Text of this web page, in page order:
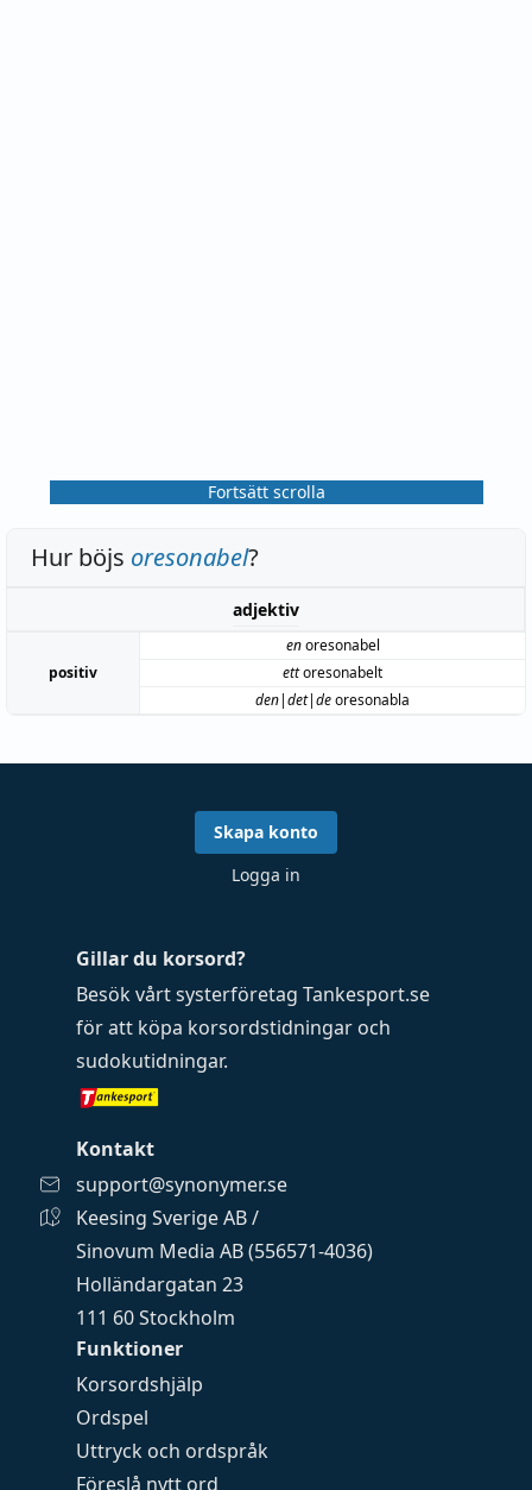
Fortsätt scrolla
Hur böjs oresonabel?
adjektiv
positiv
enoresonabel
ettoresonabelt
den|det|deoresonabla
Funktioner
Korsordshjälp
Ordspel
Uttryck och ordspråk
Föreslå nytt ord
Gillar du korsord?
Besök vårt systerföretag Tankesport.se
för att köpa korsordstidningar och
sudokutidningar.
Kontakt
support@synonymer.se
Keesing Sverige AB /
Sinovum Media AB (556571-4036)
Holländargatan 23
111 60 Stockholm
Skapa konto
Logga in